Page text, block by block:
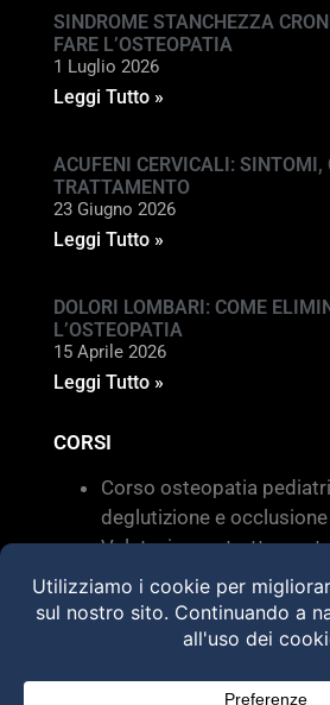
SINDROME STANCHEZZA
FARE L’OSTEOPATIA
1 Luglio 2026
Leggi Tutto »
ACUFENI CERVICALI: SINTOMI,
TRATTAMENTO
23 Giugno 2026
Leggi Tutto »
DOLORI LOMBARI: COME
L’OSTEOPATIA
15 Aprile 2026
Leggi Tutto »
CORSI
Corso osteopatia
deglutizione e occlusione
Valutazione e
disfunzioni dei sistemi di
Torino 28 MARZO 2026
HVLA – Moduli Clinici –
@2025 Dott. Alessandro